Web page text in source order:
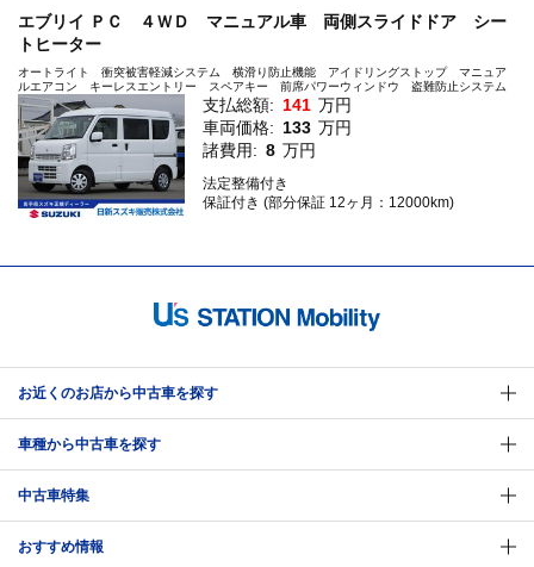
エブリイ ＰＣ ４ＷＤ マニュアル車 両側スライドドア シー
トヒーター
オートライト 衝突被害軽減システム 横滑り防止機能 アイドリングストップ マニュア
ルエアコン キーレスエントリー スペアキー 前席パワーウィンドウ 盗難防止システム
支払総額: 141 万円
車両価格: 133 万円
諸費用: 8 万円
法定整備付き
保証付き (部分保証 12ヶ月：12000km)
お近くのお店から中古車を探す
車種から中古車を探す
中古車特集
おすすめ情報